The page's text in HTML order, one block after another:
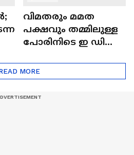
വിമതരും മമത
പക്ഷവും തമ്മിലുള്ള
പോരിനിടെ ഇ ഡിയും;
ഇടപാടിൽ
ദുരൂഹതയെന്ന് ഇ ഡി
MORE